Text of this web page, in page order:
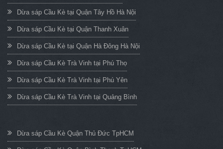
Dừa sáp Cầu Kè tại Quận Tây Hồ Hà Nội
Dừa sáp Cầu Kè tại Quận Thanh Xuân
Dừa sáp Cầu Kè tại Quận Hà Đông Hà Nội
Dừa sáp Cầu Kè Trà Vinh tại Phú Thọ
Dừa sáp Cầu Kè Trà Vinh tại Phú Yên
Dừa sáp Cầu Kè Trà Vinh tại Quảng Bình
Dừa sáp Cầu Kè Quận Thủ Đức TpHCM